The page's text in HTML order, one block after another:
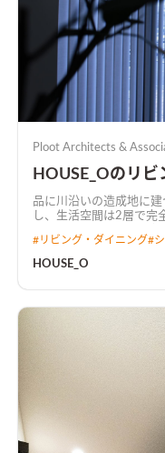
Ploot Architects &
HOUSE_Oのリ
品に川沿いの造成地に
し、生活空間は2層で完
#リビング・ダイニング#
HOUSE_O